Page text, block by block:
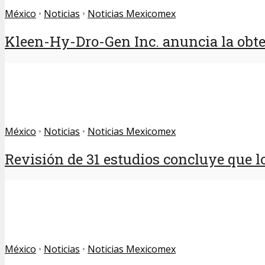
México • Noticias • Noticias Mexicomex
Kleen-Hy-Dro-Gen Inc. anuncia la
México • Noticias • Noticias Mexicomex
Revisión de 31 estudios concluye que
México • Noticias • Noticias Mexicomex